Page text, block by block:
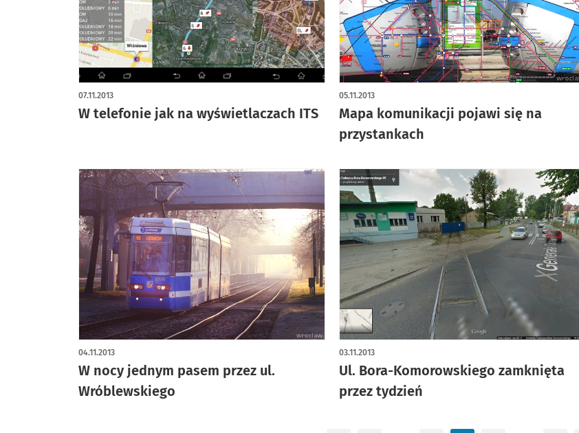
W telefonie jak na wyświetlaczach ITS
07.11.2013
Mapa komunikacji pojawi się na
przystankach
05.11.2013
W nocy jednym pasem przez ul.
Wróblewskiego
04.11.2013
Ul. Bora-Komorowskiego zamknięta
przez tydzień
03.11.2013